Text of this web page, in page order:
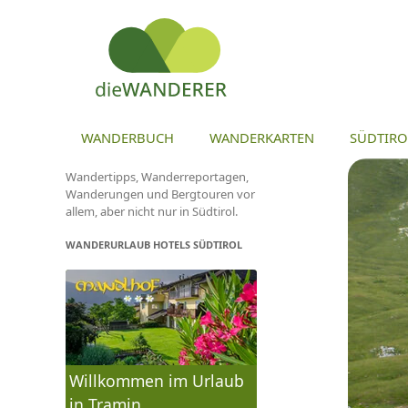
WANDERBUCH WANDERKARTEN
Wandertipps, Wanderreportagen,
Wanderungen und Bergtouren vor
allem, aber nicht nur in Südtirol.
WANDERURLAUB HOTELS SÜDTIROL
Willkommen im Urlaub